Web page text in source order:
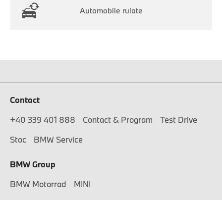
Automobile rulate
Contact
+40 339 401 888
Contact & Program
Test Drive
Stoc
BMW Service
BMW Group
BMW Motorrad
MINI